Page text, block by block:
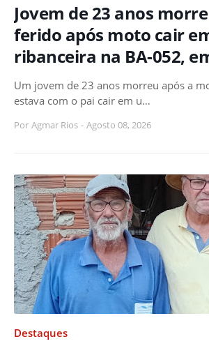
Jovem de 23 anos
ferido após moto cair
ribanceira na BA-052,
Um jovem de 23 anos morreu após a
estava com o pai cair em u…
Por Agmar Rios - Agosto 08, 2026
Destaques